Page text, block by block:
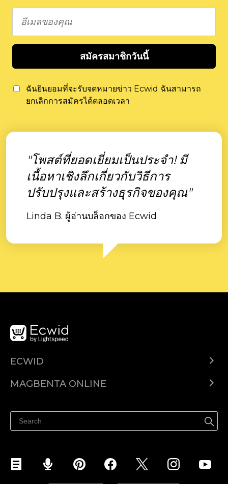
สมัครสมาชิกวันนี้
ฉันยินยอมที่จะรับจดหมายข่าว Ecwid ฉันสามารถ
ยกเลิกการสมัครได้ตลอดเวลา
"โพสต์ที่ยอดเยี่ยมเป็นประจำ! มี
เนื้อหาเชิงลึกเกี่ยวกับวิธีการ
ปรับปรุงและสร้างธุรกิจของคุณ"
Linda B. ผู้อ่านบล็อกของ Ecwid
ECWID
Help center
MAGBENTA ONLINE
Ibenta sa Facebook